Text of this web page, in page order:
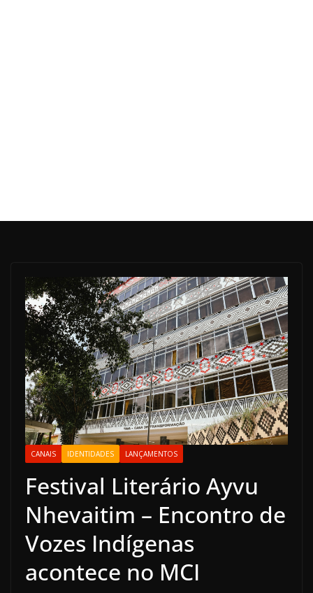
CANAIS IDENTIDADES LANÇAMENTOS
Festival Literário Ayvu
Nhevaitim – Encontro de
Vozes Indígenas
acontece no MCI